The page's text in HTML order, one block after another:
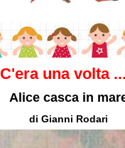
C'era una volta ...
Alice casca in
di Gianni Rodari